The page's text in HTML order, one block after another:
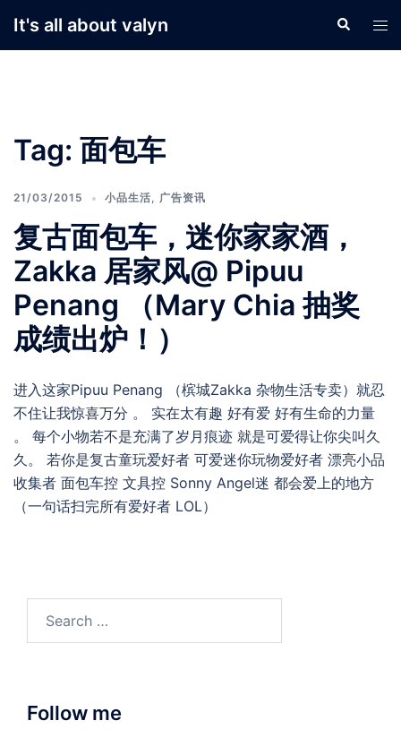
It's all about valyn Search
Tag: 面包车
21/03/2015 小品生活, 广告资讯
复古面包车，迷你家家酒，
Zakka 居家风@ Pipuu
Penang （Mary Chia 抽奖
成绩出炉！）
进入这家Pipuu Penang （槟城Zakka 杂物生活专卖）就忍
不住让我惊喜万分 。 实在太有趣 好有爱 好有生命的力量
。 每个小物若不是充满了岁月痕迹 就是可爱得让你尖叫久
久。 若你是复古童玩爱好者 可爱迷你玩物爱好者 漂亮小品
收集者 面包车控 文具控 Sonny Angel迷 都会爱上的地方
（一句话扫完所有爱好者 LOL）
Follow me